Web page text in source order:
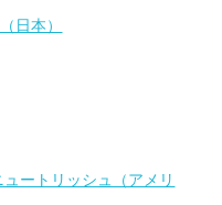
日本）
ュートリッシュ（アメリ